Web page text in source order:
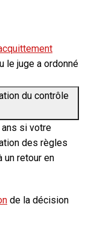
le juge a ordonné
du contrôle
ans si votre
des règles
un retour en
de la décision